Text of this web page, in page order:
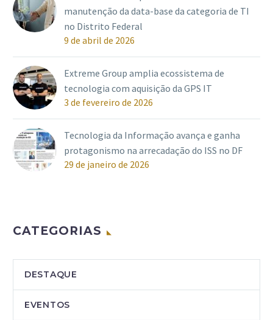
manutenção da data-base da categoria de TI
no Distrito Federal
9 de abril de 2026
Extreme Group amplia ecossistema de
tecnologia com aquisição da GPS IT
3 de fevereiro de 2026
Tecnologia da Informação avança e ganha
protagonismo na arrecadação do ISS no DF
29 de janeiro de 2026
CATEGORIAS
DESTAQUE
EVENTOS